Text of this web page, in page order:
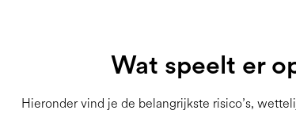
Wat speelt er
Hieronder vind je de belangrijkste risico’s,